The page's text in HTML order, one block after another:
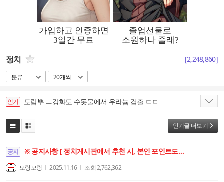
정치 [2,248,860]
분류 20개씩
인기 도람뿌 ㅡ강화도 수돗물에서 우라늄 검출 ㄷㄷ
인기글 더보기
공지 ※ 공지사항 [ 정치게시판에서 추천 시, 본인 포인트도 함께 상승합니다. ]
모링모링 2025.11.16 조회2,762,362